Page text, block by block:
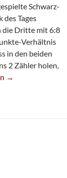
Schwarz-
des Tages
die Dritte mit 6:8
Verhältnis
in den beiden
2 Zähler holen,
Gegen
→